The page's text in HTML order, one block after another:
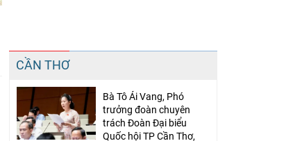
Chia sẻ
CẦN THƠ
Bà Tô Ái Vang, Phó
trưởng đoàn chuyên
trách Đoàn Đại biểu
Quốc hội TP Cần Thơ,